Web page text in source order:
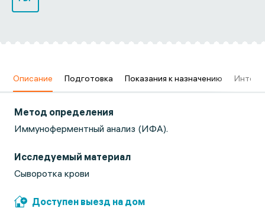
Описание Подготовка Показания к назначению
Метод определения
Иммуноферментный анализ (ИФА).
Исследуемый материал
Сыворотка крови
Доступен выезд на дом